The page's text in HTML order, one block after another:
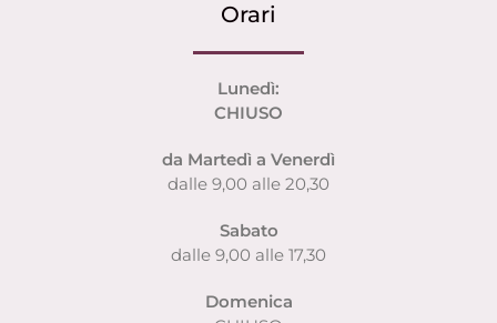
Orari
Lunedì:
CHIUSO
da Martedì a Venerdì
dalle 9,00 alle 20,30
Sabato
dalle 9,00 alle 17,30
Domenica